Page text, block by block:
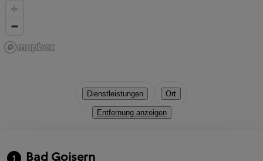
Dienstleistungen Ort
Entfernung anzeigen
1 Bad Goisern